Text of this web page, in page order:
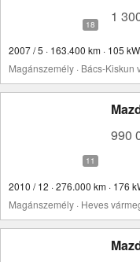
1
2007 / 5 · 163.400 km · 105
Magánszemély · Bács-Kiskun
990
2010 / 12 · 276.000 km · 176
Magánszemély · Heves